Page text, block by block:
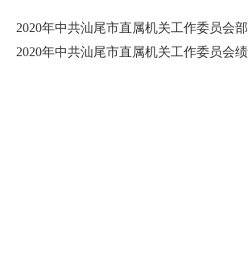
2020年中共汕尾市直属机关工作委员会
2020年中共汕尾市直属机关工作委员会